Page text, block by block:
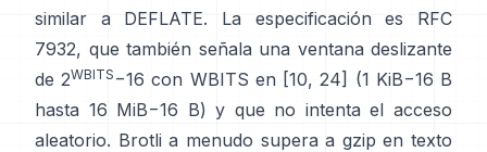
similar a DEFLATE. La especificación es
RFC
7932, que también señala una ventana deslizante
de 2WBITS −16 con WBITS en [10, 24] (1 KiB−16 B
hasta 16 MiB−16 B) y que no intenta el acceso
aleatorio. Brotli a menudo supera a gzip en texto